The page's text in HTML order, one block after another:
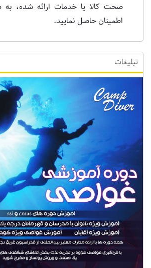
صحت کالا یا خدمات ارائه شده،
اطمینان حاصل نمایید.
تبلیغات